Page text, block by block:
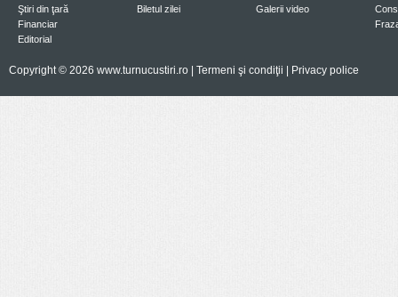
Ştiri din ţară
Financiar
Editorial
Biletul zilei
Galerii video
Copyright © 2026 www.turnucustiri.ro | Termeni şi condiţii Privacy police